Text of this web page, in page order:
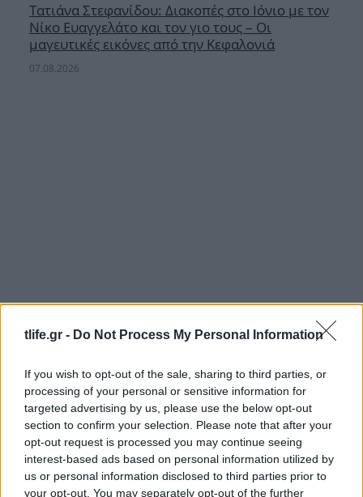
tlife.gr - Do Not Process My Personal Information
If you wish to opt-out of the sale, sharing to third parties, or
processing of your personal or sensitive information for
targeted advertising by us, please use the below opt-out
section to confirm your selection. Please note that after your
opt-out request is processed you may continue seeing
interest-based ads based on personal information utilized by
us or personal information disclosed to third parties prior to
your opt-out. You may separately opt-out of the further
Τατιάνα Στεφανίδου: Διακοπές στο Ιόνιο με τον
Νίκο Ευαγγελάτο και τον γιο τους – Οι
μαγευτικές εικόνες από την Κεφαλονιά
07.08.2026
Ξεσπά η Ελένη Βουλγαράκη για τα
δημοσιεύματα χωρισμού με τον Φώτη
Ιωαννίδη: «Κάντε καμιά βουτιά με το κεφάλι να
δροσιστείτε»
07.08.2026